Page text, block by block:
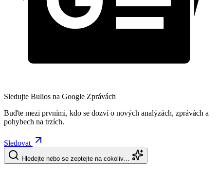
Sledujte Bulios na Google Zprávách
Buďte mezi prvními, kdo se dozví o nových analýzách, zprávách a
pohybech na trzích.
Sledovat
Hledejte nebo se zeptejte na cokoliv…